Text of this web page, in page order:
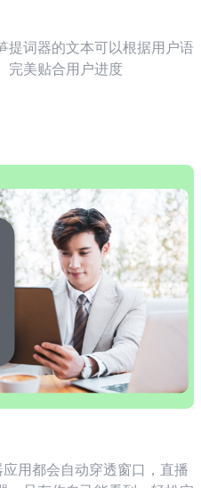
提词器的文本可以根据用户语
完美贴合用户进度
用都会自动穿透窗口，直播